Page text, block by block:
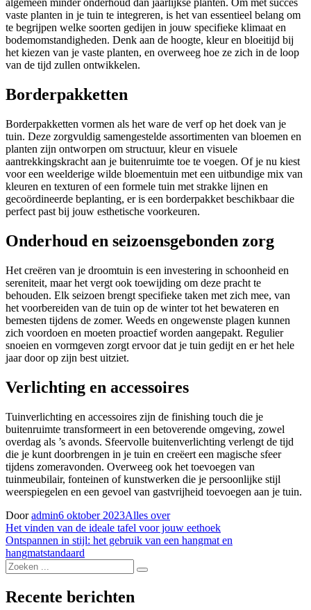
algemeen minder onderhoud dan jaarlijkse planten. Om met succes
vaste planten in je tuin te integreren, is het van essentieel belang om
te begrijpen welke soorten gedijen in jouw specifieke klimaat en
bodemomstandigheden. Denk aan de hoogte, kleur en bloeitijd bij
het kiezen van je vaste planten, en overweeg hoe ze zich in de loop
van de tijd zullen ontwikkelen.
Borderpakketten
Borderpakketten vormen als het ware de verf op het doek van je
tuin. Deze zorgvuldig samengestelde assortimenten van bloemen en
planten zijn ontworpen om structuur, kleur en visuele
aantrekkingskracht aan je buitenruimte toe te voegen. Of je nu kiest
voor een weelderige wilde bloementuin met een uitbundige mix van
kleuren en texturen of een formele tuin met strakke lijnen en
gecoördineerde beplanting, er is een borderpakket beschikbaar die
perfect past bij jouw esthetische voorkeuren.
Onderhoud en seizoensgebonden zorg
Het creëren van je droomtuin is een investering in schoonheid en
sereniteit, maar het vergt ook toewijding om deze pracht te
behouden. Elk seizoen brengt specifieke taken met zich mee, van
het voorbereiden van de tuin op de winter tot het bewateren en
bemesten tijdens de zomer. Weeds en ongewenste plagen kunnen
zich voordoen en moeten proactief worden aangepakt. Regulier
snoeien en vormgeven zorgt ervoor dat je tuin gedijt en er het hele
jaar door op zijn best uitziet.
Verlichting en accessoires
Tuinverlichting en accessoires zijn de finishing touch die je
buitenruimte transformeert in een betoverende omgeving, zowel
overdag als ’s avonds. Sfeervolle buitenverlichting verlengt de tijd
die je kunt doorbrengen in je tuin en creëert een magische sfeer
tijdens zomeravonden. Overweeg ook het toevoegen van
tuinmeubilair, fonteinen of kunstwerken die je persoonlijke stijl
weerspiegelen en een gevoel van gastvrijheid toevoegen aan je tuin.
Dooradmin6 oktober 2023Alles over
Bericht
navigatie
Het vinden van de ideale tafel voor jouw eethoek
Ontspannen in stijl: het gebruik van een hangmat en
hangmatstandaard
Zoek
naar:
Recente berichten